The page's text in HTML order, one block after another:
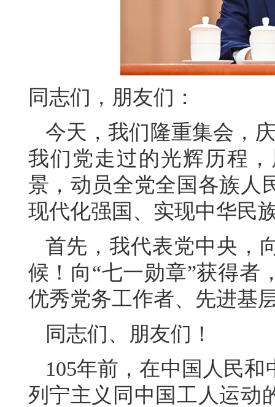
同志们，朋友们：
今天，我们隆重集会，
我们党走过的光辉历程
景，动员全党全国各族人
现代化强国、实现中华民
首先，我代表党中央，
候！向“七一勋章”获得者
优秀党务工作者、先进基
同志们、朋友们！
105年前，在中国人民
列宁主义同中国工人运动